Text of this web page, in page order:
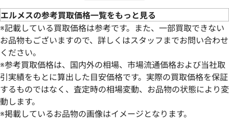
エルメスの参考買取価格一覧をもっと見る
※記載している買取価格は参考です。また、一部買取できない
お品物もございますので、詳しくはスタッフまでお問い合わせ
ください。
※参考買取価格は、国内外の相場、市場流通価格および当社取
引実績をもとに算出した目安価格です。実際の買取価格を保証
するものではなく、査定時の相場変動、お品物の状態により変
動します。
※掲載しているお品物の画像はイメージとなります。